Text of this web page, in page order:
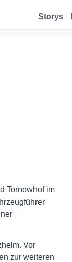
Storys
Tornowhof im
Vor
zur weiteren